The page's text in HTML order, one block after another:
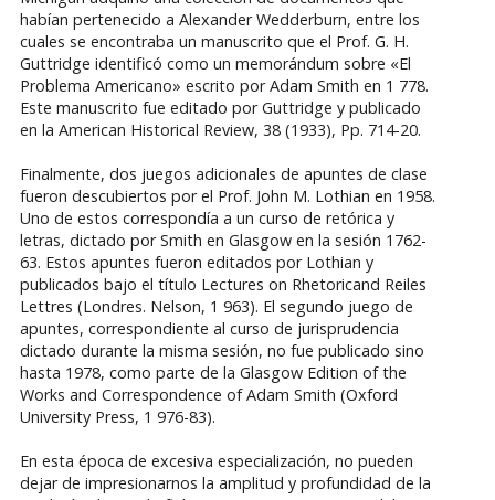
habían pertenecido a Alexander Wedderburn, entre los
cuales se encontraba un manuscrito que el Prof. G. H.
Guttridge identificó como un memorándum sobre «El
Problema Americano» escrito por Adam Smith en 1 778.
Este manuscrito fue editado por Guttridge y publicado
en la American Historical Review, 38 (1933), Pp. 714-20.
Finalmente, dos juegos adicionales de apuntes de clase
fueron descubiertos por el Prof. John M. Lothian en 1958.
Uno de estos correspondía a un curso de retórica y
letras, dictado por Smith en Glasgow en la sesión 1762-
63. Estos apuntes fueron editados por Lothian y
publicados bajo el título Lectures on Rhetoricand Reiles
Lettres (Londres. Nelson, 1 963). El segundo juego de
apuntes, correspondiente al curso de jurisprudencia
dictado durante la misma sesión, no fue publicado sino
hasta 1978, como parte de la Glasgow Edition of the
Works and Correspondence of Adam Smith (Oxford
University Press, 1 976-83).
En esta época de excesiva especialización, no pueden
dejar de impresionarnos la amplitud y profundidad de la